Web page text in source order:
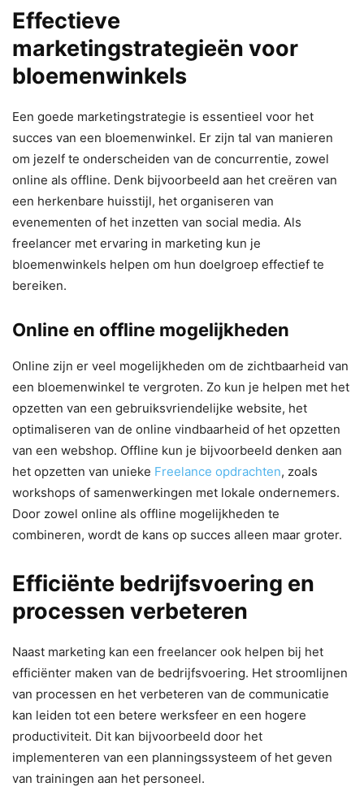
Effectieve
marketingstrategieën voor
bloemenwinkels
Een goede marketingstrategie is essentieel voor het
succes van een bloemenwinkel. Er zijn tal van manieren
om jezelf te onderscheiden van de concurrentie, zowel
online als offline. Denk bijvoorbeeld aan het creëren van
een herkenbare huisstijl, het organiseren van
evenementen of het inzetten van social media. Als
freelancer met ervaring in marketing kun je
bloemenwinkels helpen om hun doelgroep effectief te
bereiken.
Online en offline mogelijkheden
Online zijn er veel mogelijkheden om de zichtbaarheid van
een bloemenwinkel te vergroten. Zo kun je helpen met het
opzetten van een gebruiksvriendelijke website, het
optimaliseren van de online vindbaarheid of het opzetten
van een webshop. Offline kun je bijvoorbeeld denken aan
het opzetten van unieke Freelance opdrachten, zoals
workshops of samenwerkingen met lokale ondernemers.
Door zowel online als offline mogelijkheden te
combineren, wordt de kans op succes alleen maar groter.
Efficiënte bedrijfsvoering en
processen verbeteren
Naast marketing kan een freelancer ook helpen bij het
efficiënter maken van de bedrijfsvoering. Het stroomlijnen
van processen en het verbeteren van de communicatie
kan leiden tot een betere werksfeer en een hogere
productiviteit. Dit kan bijvoorbeeld door het
implementeren van een planningssysteem of het geven
van trainingen aan het personeel.